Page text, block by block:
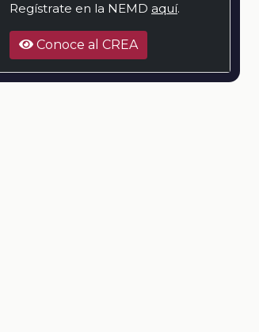
Regístrate en la NEMD aquí.
Conoce al CREA